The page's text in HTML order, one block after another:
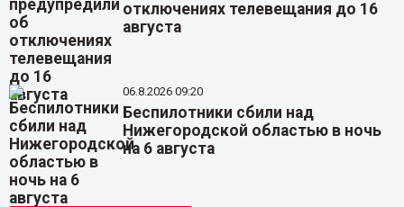
отключениях телевещания до 16
августа
06.8.2026 09:20
Беспилотники сбили над
Нижегородской областью в ночь
на 6 августа